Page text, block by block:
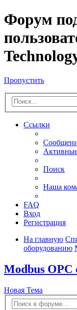
Форум
Пропустить
Ссылки
Поиск
Наша
FAQ
Вход
Регистрация
На главную
оборудованию
Modbus OPC
Новая Тема